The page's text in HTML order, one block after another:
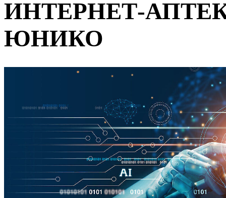
ИНТЕРНЕТ-
ЮНИКО